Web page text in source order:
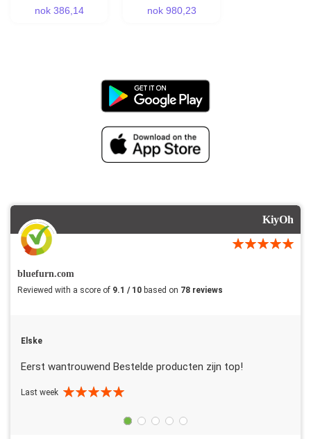
nok 386,14
nok 980,23
KiyOh
bluefurn.com
Reviewed with a score of 9.1 / 10 based on 78 reviews
Elske
Eerst wantrouwend Bestelde producten zijn top!
Last week